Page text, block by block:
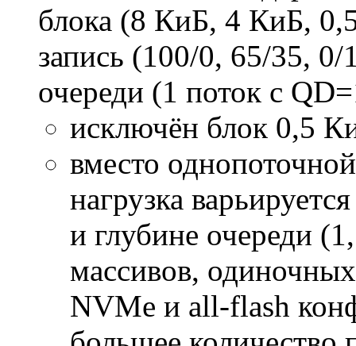
блока (8 КиБ, 4 КиБ,
запись (100/0, 65/35,
очереди (1 поток с
исключён блок 0,5
вместо
нагрузка
и глубине очереди
массивов,
NVMe и all-flash